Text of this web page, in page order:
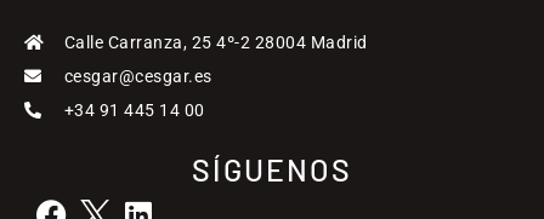
Calle Carranza, 25 4º-2 28004 Madrid
cesgar@cesgar.es
+34 91 445 14 00
SÍGUENOS